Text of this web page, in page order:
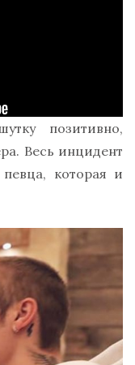
позитивно,
Весь инцидент
которая и